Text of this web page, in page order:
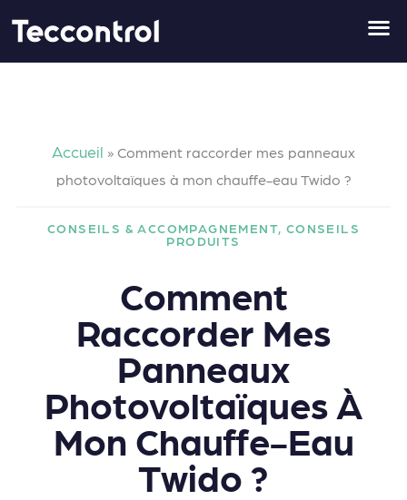
contenu
Accueil » Comment raccorder mes panneaux
photovoltaïques à mon chauffe-eau Twido ?
CONSEILS & ACCOMPAGNEMENT, CONSEILS
PRODUITS
Comment
Raccorder Mes
Panneaux
Photovoltaïques À
Mon Chauffe-Eau
Twido ?